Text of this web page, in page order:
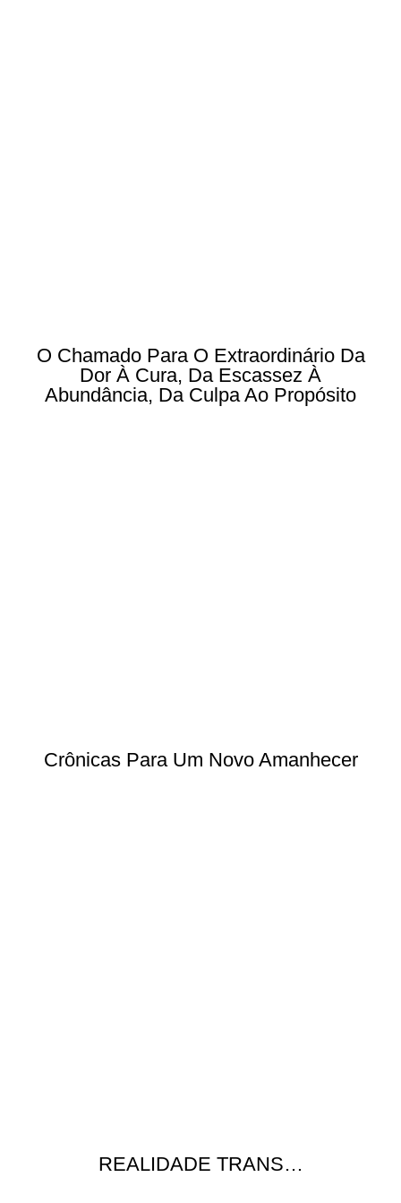
O Chamado Para O Extraordinário Da
Dor À Cura, Da Escassez À
Abundância, Da Culpa Ao Propósito
Crônicas Para Um Novo Amanhecer
REALIDADE TRANS…